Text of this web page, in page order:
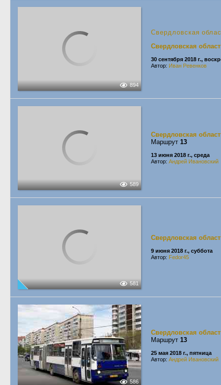
894
Свердловская
Свердловская
30 сентября 2018 г.,
Автор: Иван Ревенков
589
Свердловская
Маршрут 13
13 июня 2018 г., среда
Автор: Андрей Ивановский
581
Свердловская
9 июня 2018 г., суббота
Автор: Fedor45
586
Свердловская
Маршрут 13
25 мая 2018 г., пятница
Автор: Андрей Ивановский